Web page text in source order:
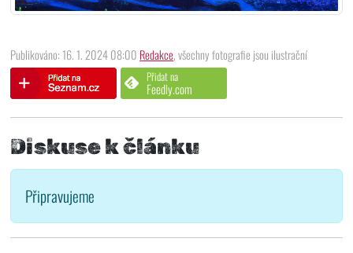
Publikováno: 16. 1. 2024 08:00 Redakce, všechny fotografie jsou ilustrační
Přidat na
Feedly.com
Diskuse k článku
Připravujeme